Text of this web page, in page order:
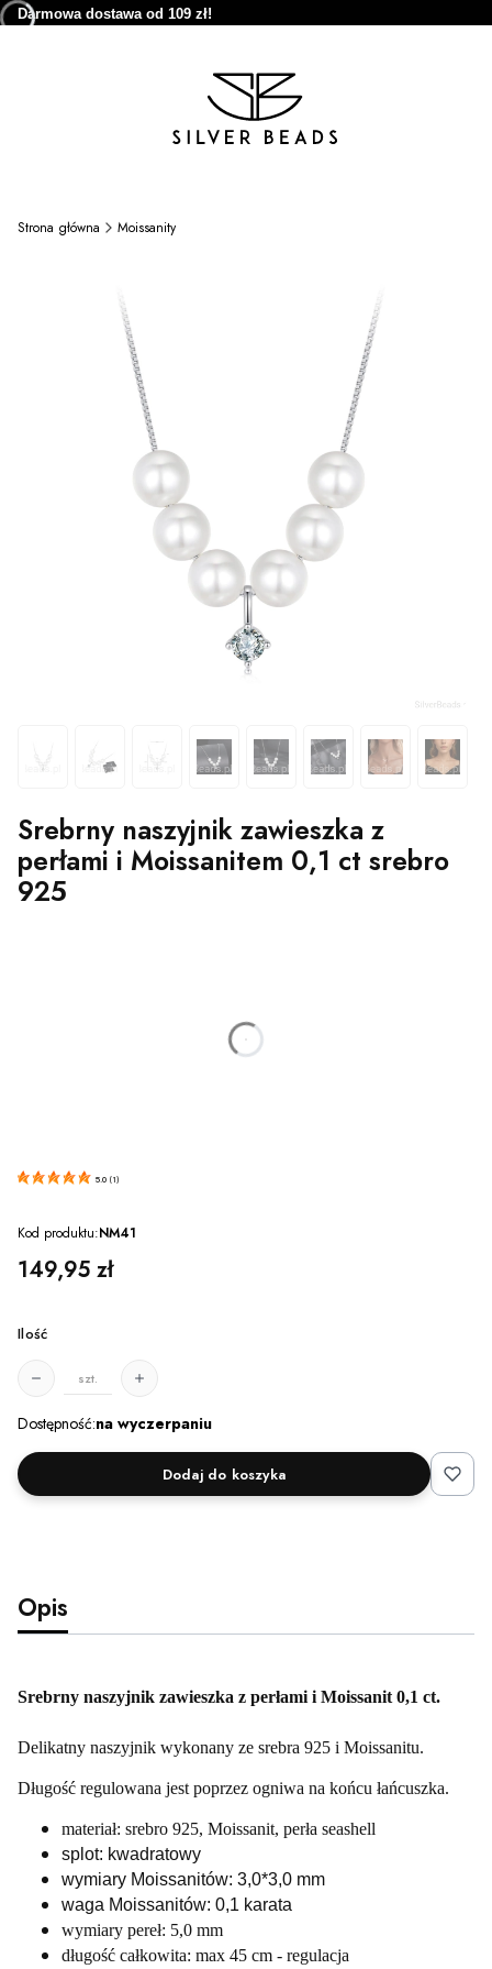
Darmowa dostawa od 109 zł!
Strona główna Moissanity
Srebrny naszyjnik zawieszka z
perłami i Moissanitem 0,1 ct srebro
925
godzin
5.0 (1 )
Kod produktu:NM41
Cena
149,95 zł
Ilość
szt.
Dostępność:na wyczerpaniu
Dodaj do koszyka
Opis
Srebrny naszyjnik zawieszka z perłami i Moissanit 0,1 ct.
Delikatny naszyjnik wykonany ze srebra 925 i Moissanitu.
Długość regulowana jest poprzez ogniwa na końcu łańcuszka.
materiał: srebro 925, Moissanit, perła seashell
splot: kwadratowy
wymiary Moissanitów: 3,0*3,0 mm
waga Moissanitów: 0,1 karata
wymiary pereł: 5,0 mm
długość całkowita: max 45 cm - regulacja